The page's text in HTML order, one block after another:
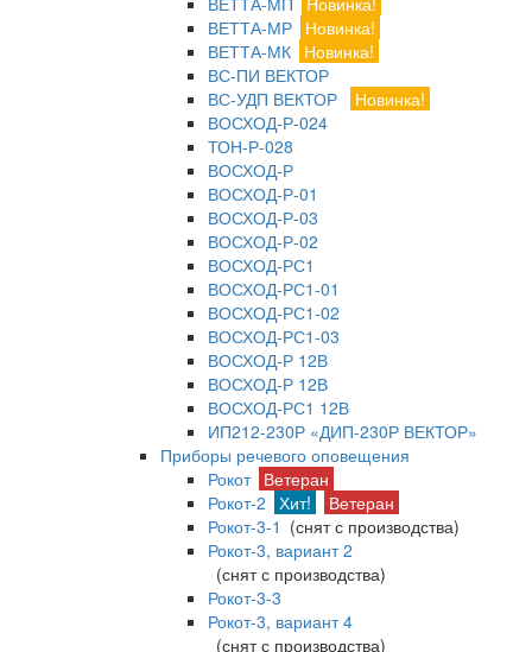
ВЕТТА-МР Новинка!
ВЕТТА-МК Новинка!
ВС-ПИ ВЕКТОР
ВС-УДП ВЕКТОР
Новинка!
ВОСХОД-Р-024
ТОН-Р-028
ВОСХОД-Р
ВОСХОД-Р-01
ВОСХОД-Р-03
ВОСХОД-Р-02
ВОСХОД-РС1
ВОСХОД-РС1-01
ВОСХОД-РС1-02
ВОСХОД-РС1-03
ВОСХОД-Р 12В
ВОСХОД-Р 12В
ВОСХОД-РС1 12В
ИП212-230Р «ДИП-230Р ВЕКТОР»
Приборы речевого оповещения
Рокот Ветеран
Рокот-2 Хит!
Ветеран
Рокот-3-1 (снят с производства)
Рокот-3, вариант 2
(снят с производства)
Рокот-3-3
Рокот-3, вариант 4
(снят с производства)